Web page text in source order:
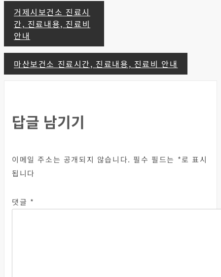
글
탐
색
거제시보건소 진료시
간, 진료내용, 진료비
안내
마산보건소 진료시간, 진료내용, 진료비 안내
답글 남기기
이메일 주소는 공개되지 않습니다. 필수 필드는 *로 표시
됩니다
댓글 *